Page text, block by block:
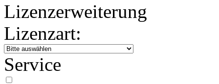
Lizenzerweiterung
Lizenzart:
Service